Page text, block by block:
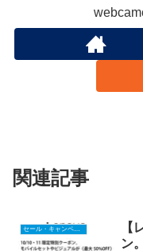
関連記事
セール・キャンペーン
【
ン